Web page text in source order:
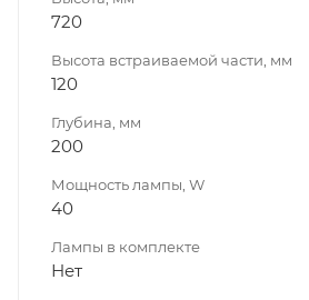
720
Высота встраиваемой части, мм
120
Глубина, мм
200
Мощность лампы, W
40
Лампы в комплекте
Нет